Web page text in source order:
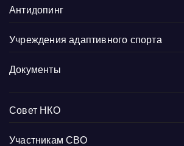
Антидопинг
Учреждения адаптивного спорта
Документы
Совет НКО
Участникам СВО